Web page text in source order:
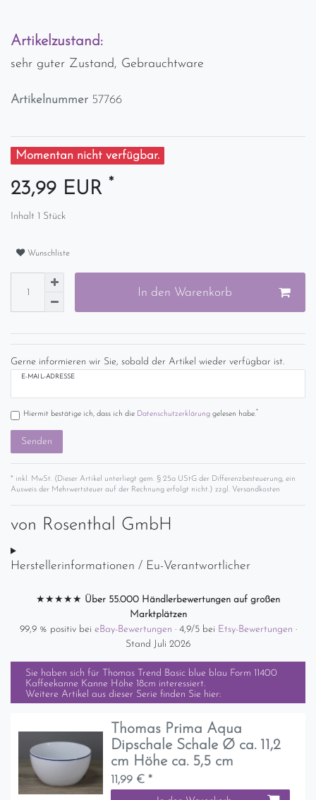
Artikelzustand:
sehr guter Zustand, Gebrauchtware
Artikelnummer 57766
Momentan nicht verfügbar.
23,99 EUR *
Inhalt 1 Stück
Wunschliste
In den Warenkorb
Gerne informieren wir Sie, sobald der Artikel wieder verfügbar ist.
E-MAIL-ADRESSE
Hiermit bestätige ich, dass ich die Daten­schutz­erklärunggelesen habe.*
Senden
* inkl. MwSt. (Dieser Artikel unterliegt gem. § 25a UStG der Differenzbesteuerung, ein
Ausweis der Mehrwertsteuer auf der Rechnung erfolgt nicht.) zzgl. Versandkosten
von Rosenthal GmbH
Herstellerinformationen / Eu-Verantwortlicher
★★★★★ Über 55.000 Händlerbewertungen auf großen
Marktplätzen
99,9 % positiv bei eBay-Bewertungen · 4,9/5 bei Etsy-Bewertungen ·
Stand Juli 2026
Sie haben sich für
Thomas Trend Basic blue blau Form 11400
Kaffeekanne Kanne Höhe 18cm interessiert.
Weitere Artikel aus dieser Serie finden Sie hier:
Thomas Prima Aqua
Dipschale Schale Ø ca. 11,2
cm Höhe ca. 5,5 cm
11,99 € *